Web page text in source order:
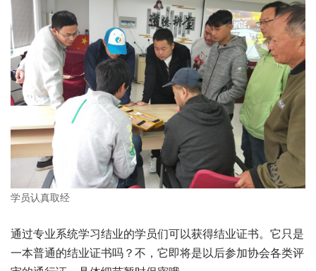
学员认真取经
通过专业系统学习结业的学员们可以获得结业证书。它只是
一本普通的结业证书吗？不，它即将是以后参加协会各类评